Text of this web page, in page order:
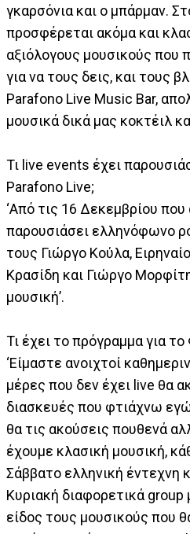
γκαρσόνια και ο μπάρμαν.
προσφέρεται ακόμα και
αξιόλογους μουσικούς που
για να τους δεις, και τους
Parafono Live Music Bar,
μουσικά δικά μας κοκτέιλ
Τι live events έχει
Parafono Live;
‘Από τις 16 Δεκεμβρίου
παρουσιάσει ελληνόφωνο
τους Γιώργο Κούλα,
Κρασίδη και Γιώργο
μουσική’.
Τι έχει το πρόγραμμα για
‘Είμαστε ανοιχτοί
μέρες που δεν έχει live θα
διασκευές που φτιάχνω
θα τις ακούσεις πουθενά
έχουμε κλασική μουσική,
Σάββατο ελληνική έντεχνη
Κυριακή διαφορετικά
είδος τους μουσικούς που